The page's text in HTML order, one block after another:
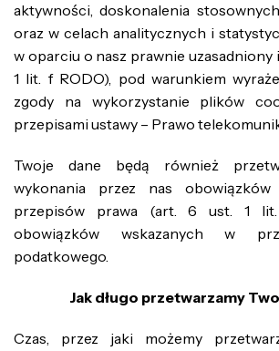
aktywności, doskonalenia
oraz w celach analitycznych i
w oparciu o nasz prawnie uzasadniony
1 lit. f RODO), pod warunkiem
zgody na wykorzystanie plików
przepisami ustawy – Prawo
Twoje dane będą również
wykonania przez nas
przepisów prawa (art. 6 ust. 1
obowiązków wskazanych w
podatkowego.
Jak długo przetwarzamy
Czas, przez jaki możemy